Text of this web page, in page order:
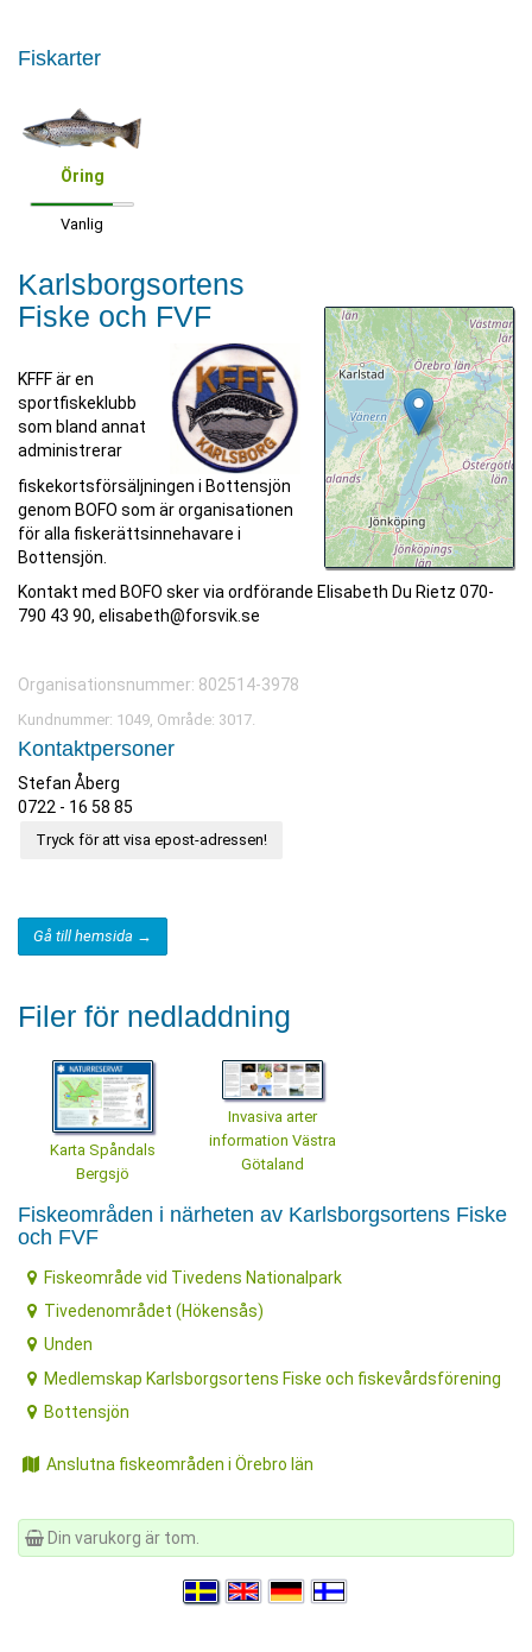
Fiskarter
Öring
Vanlig
Karlsborgsortens
Fiske och FVF
KFFF är en
sportfiskeklubb
som bland annat
administrerar
fiskekortsförsäljningen i Bottensjön
genom BOFO som är organisationen
för alla fiskerättsinnehavare i
Bottensjön.
Kontakt med BOFO sker via ordförande Elisabeth Du Rietz 070-
790 43 90, elisabeth@forsvik.se
Organisationsnummer: 802514-3978
Kundnummer: 1049, Område: 3017.
Kontaktpersoner
Stefan Åberg
0722 - 16 58 85
Tryck för att visa epost-adressen!
Gå till hemsida →
Filer för nedladdning
Karta Spåndals
Bergsjö
Invasiva arter
information Västra
Götaland
Fiskeområden i närheten av Karlsborgsortens Fiske
och FVF
Fiskeområde vid Tivedens Nationalpark
Tivedenområdet (Hökensås)
Unden
Medlemskap Karlsborgsortens Fiske och fiskevårdsförening
Bottensjön
Anslutna fiskeområden i Örebro län
Din varukorg är tom.